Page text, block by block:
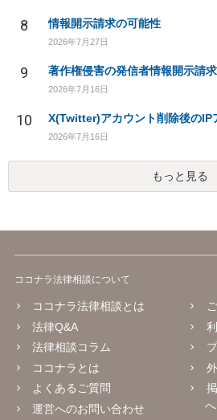
8 情報開示請求の可能性
2026年7月27日
9 著作権侵害の発信者情報開示請
2026年7月16日
10
2026年7月16日
もっと見る
ココナラ法律相談について
ココナラ法律相談とは
法律Q&A
法律相談コラム
ココナラとは
よくあるご質問
運営へのお問い合わせ
へ